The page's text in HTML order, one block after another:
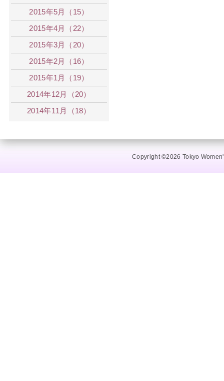
2015年5月（15）
2015年4月（22）
2015年3月（20）
2015年2月（16）
2015年1月（19）
2014年12月（20）
2014年11月（18）
Copyright ©2026 Tokyo